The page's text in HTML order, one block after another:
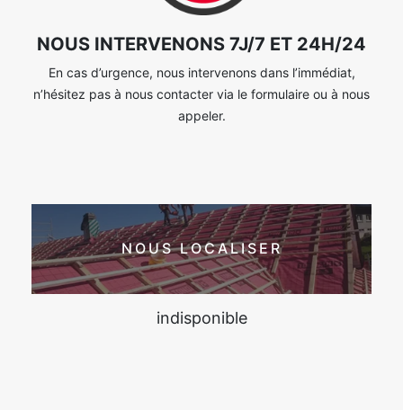
NOUS INTERVENONS 7J/7 ET 24H/24
En cas d’urgence, nous intervenons dans l’immédiat,
n’hésitez pas à nous contacter via le formulaire ou à nous
appeler.
NOUS LOCALISER
indisponible